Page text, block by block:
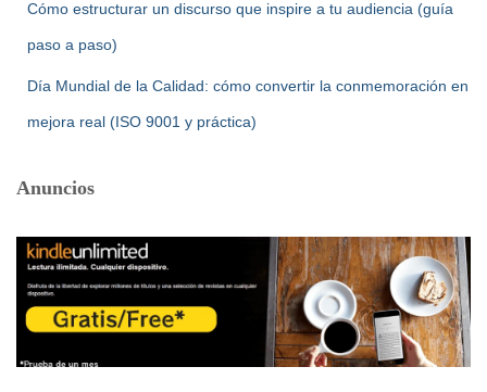
Cómo estructurar un discurso que inspire a tu audiencia (guía
paso a paso)
Día Mundial de la Calidad: cómo convertir la conmemoración en
mejora real (ISO 9001 y práctica)
Anuncios